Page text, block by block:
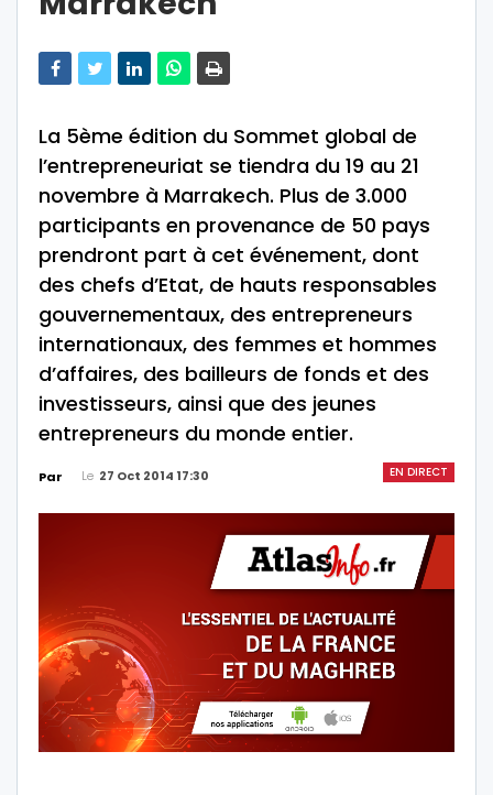
La 5ème édition du Sommet global de
l’entrepreneuriat se tiendra du 19 au 21
novembre à Marrakech. Plus de 3.000
participants en provenance de 50 pays
prendront part à cet événement, dont
des chefs d’Etat, de hauts responsables
gouvernementaux, des entrepreneurs
internationaux, des femmes et hommes
d’affaires, des bailleurs de fonds et des
investisseurs, ainsi que des jeunes
entrepreneurs du monde entier.
EN DIRECT
Par Le 27 Oct 2014 17:30